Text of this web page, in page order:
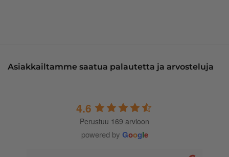
Asiakkailtamme saatua palautetta ja arvosteluja
4.6
Perustuu 169 arvioon
powered by Google